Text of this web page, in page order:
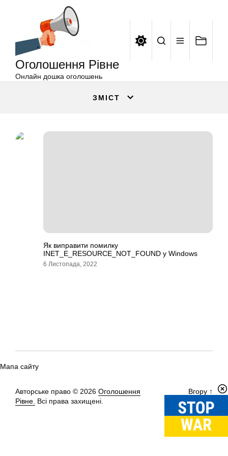
Оголошення Рівне
Онлайн дошка оголошень
ЗМІСТ
Як виправити помилку
INET_E_RESOURCE_NOT_FOUND у Windows
6 Листопада, 2022
Мапа сайту
Авторське право © 2026 Оголошення
Рівне. Всі права захищені.
Вгору ↑